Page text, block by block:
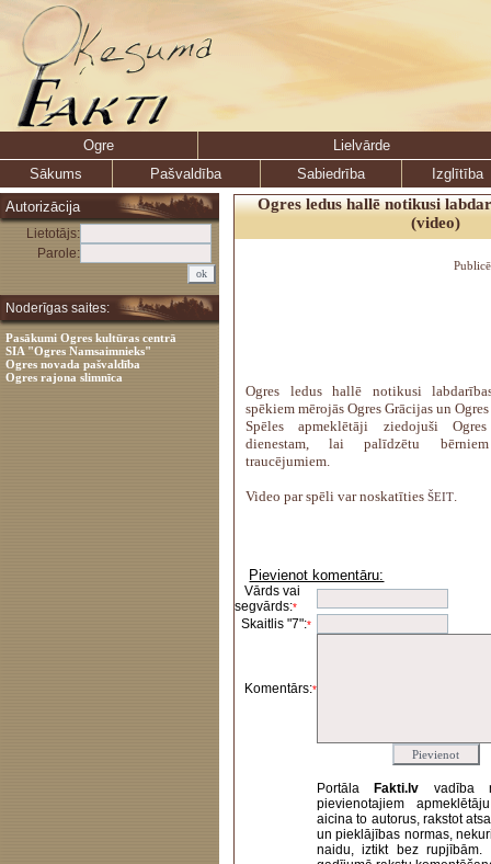
Ogre
Lielvārde
Sākums
Pašvaldība Sabiedrība
Izglītība
Autorizācija
Lietotājs:
Parole:
Noderīgas saites:
Pasākumi Ogres kultūras centrā
SIA "Ogres Namsaimnieks"
Ogres novada pašvaldība
Ogres rajona slimnīca
Ogres ledus hallē notikusi
(video)
Ogres ledus hallē notikusi
spēkiem mērojās Ogres Grācijas un
Spēles apmeklētāji ziedojuši
dienestam, lai palīdzētu
traucējumiem.
Video par spēli var noskatīties ŠEIT.
Pievienot komentāru:
Vārds vai
segvārds:*
Skaitlis "7":*
Komentārs:*
Portāla Fakti.lv vadība
pievienotajiem
aicina to autorus, rakstot
un pieklājības normas,
naidu, iztikt bez rupjībām.